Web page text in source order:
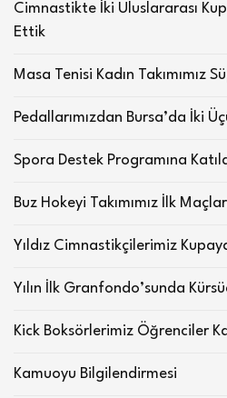
Cimnastikte İki Uluslararası
Ettik
Masa Tenisi Kadın Takımımız
Pedallarımızdan Bursa’da İki
Spora Destek Programına
Buz Hokeyi Takımımız İlk
Yıldız Cimnastikçilerimiz
Yılın İlk Granfondo’sunda
Kick Boksörlerimiz Öğrenciler
Kamuoyu Bilgilendirmesi